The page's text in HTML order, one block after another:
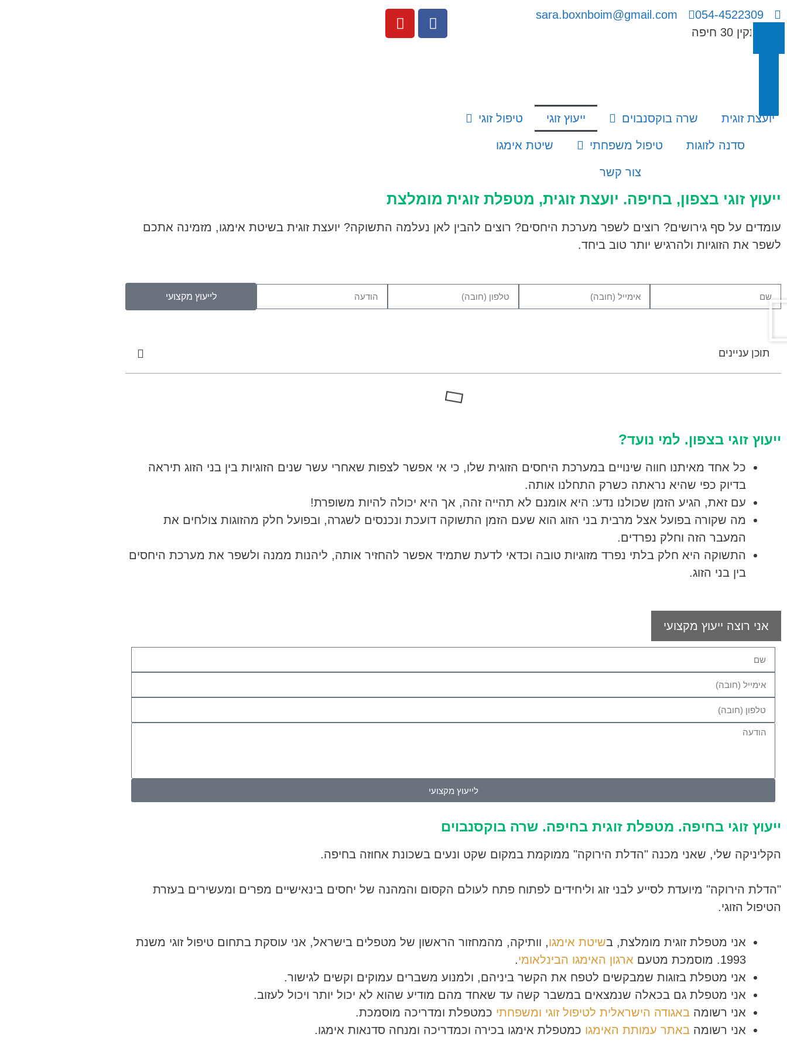
054-4522309
sara.boxnboim@gmail.com
ויתקין 30 חיפה
יועצת זוגית שרה בוקסנבוים ייעוץ זוגי טיפול זוגי
סדנה לזוגות טיפול משפחתי שיטת אימגו
צור קשר
ייעוץ זוגי בצפון, בחיפה. יועצת זוגית, מטפלת זוגית מומלצת
עומדים על סף גירושים? רוצים לשפר מערכת היחסים? רוצים להבין לאן נעלמה התשוקה? יועצת זוגית בשיטת אימגו, מזמינה אתכם
לשפר את הזוגיות ולהרגיש יותר טוב ביחד.
לייעוץ מקצועי
תוכן עניינים
ייעוץ זוגי בצפון. למי נועד?
כל אחד מאיתנו חווה שינויים במערכת היחסים הזוגית שלו, כי אי אפשר לצפות שאחרי עשר שנים הזוגיות בין בני הזוג תיראה
בדיוק כפי שהיא נראתה כשרק התחלנו אותה.
עם זאת, הגיע הזמן שכולנו נדע: היא אומנם לא תהייה זהה, אך היא יכולה להיות משופרת!
מה שקורה בפועל אצל מרבית בני הזוג הוא שעם הזמן התשוקה דועכת ונכנסים לשגרה, ובפועל חלק מהזוגות צולחים את
המעבר הזה וחלק נפרדים.
התשוקה היא חלק בלתי נפרד מזוגיות טובה וכדאי לדעת שתמיד אפשר להחזיר אותה, ליהנות ממנה ולשפר את מערכת היחסים
בין בני הזוג.
אני רוצה ייעוץ מקצועי
לייעוץ מקצועי
ייעוץ זוגי בחיפה. מטפלת זוגית בחיפה. שרה בוקסנבוים
הקליניקה שלי, שאני מכנה "הדלת הירוקה" ממוקמת במקום שקט ונעים בשכונת אחוזה בחיפה.
"הדלת הירוקה" מיועדת לסייע לבני זוג וליחידים לפתוח פתח לעולם הקסום והמהנה של יחסים בינאישיים מפרים ומעשירים בעזרת
הטיפול הזוגי.
אני מטפלת זוגית מומלצת, בשיטת אימגו, וותיקה, מהמחזור הראשון של מטפלים בישראל, אני עוסקת בתחום טיפול זוגי משנת
1993. מוסמכת מטעם
ארגון האימגו הבינלאומי.
אני מטפלת בזוגות שמבקשים לטפח את הקשר ביניהם, ולמנוע משברים עמוקים וקשים לגישור.
אני מטפלת גם בכאלה שנמצאים במשבר קשה עד שאחד מהם מודיע שהוא לא יכול יותר ויכול לעזוב.
אני רשומה באגודה הישראלית לטיפול זוגי ומשפחתי כמטפלת ומדריכה מוסמכת.
אני רשומה באתר עמותת האימגו כמטפלת אימגו בכירה וכמדריכה ומנחה סדנאות אימגו.